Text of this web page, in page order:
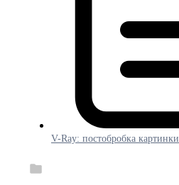
V-Ray: постобробка картинки